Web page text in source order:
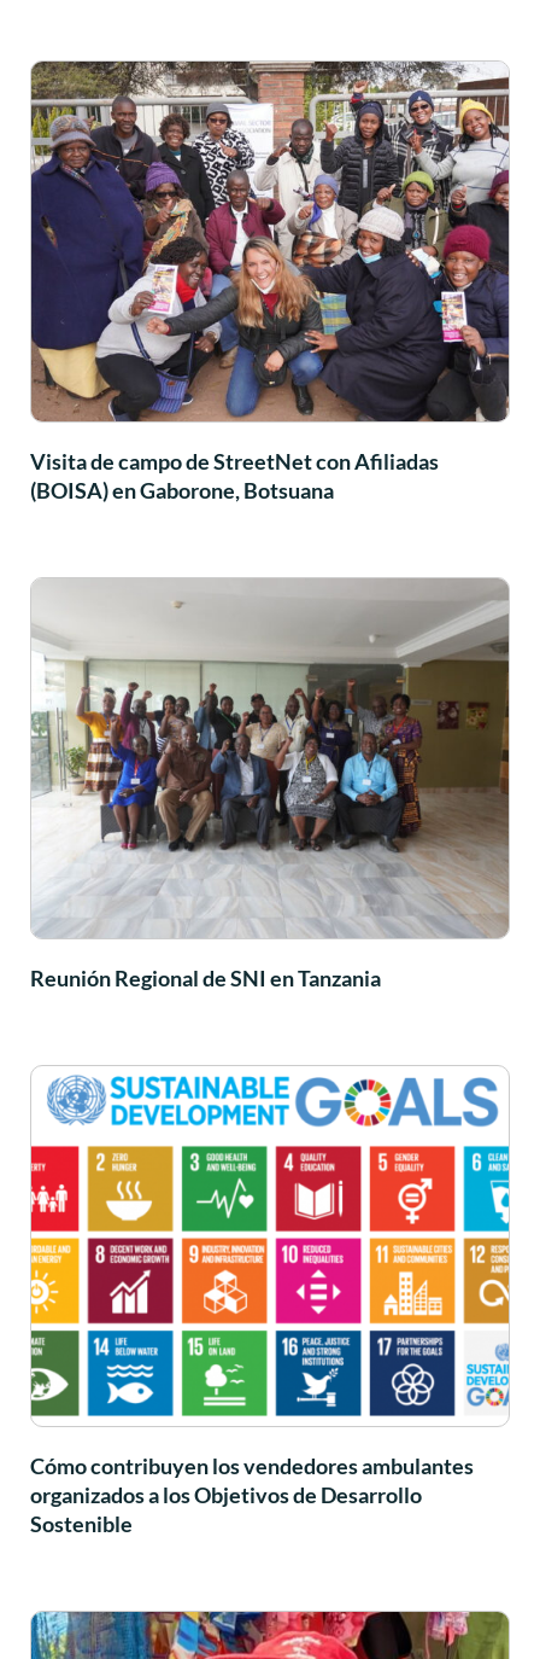
Visita de campo de StreetNet con Afiliadas
(BOISA) en Gaborone, Botsuana
Reunión Regional de SNI en Tanzania
Cómo contribuyen los vendedores ambulantes
organizados a los Objetivos de Desarrollo
Sostenible